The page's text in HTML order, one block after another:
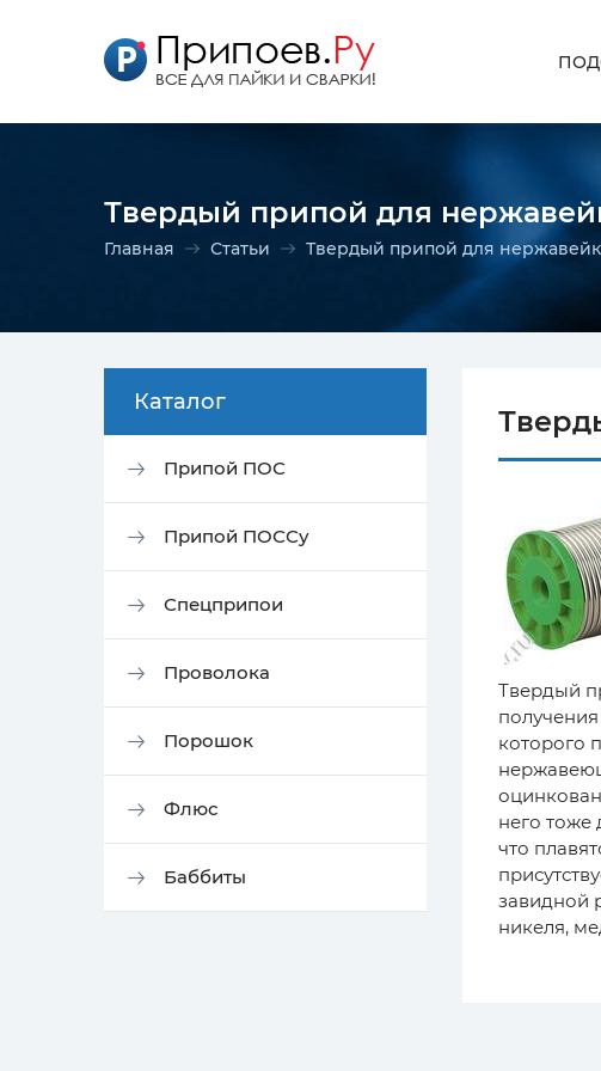
Твердый припой для
Главная Статьи Твердый припой для
Каталог
Припой ПОС
Припой ПОССу
Спецприпои
Проволока
Порошок
Флюс
Баббиты
Твердый
которого
него тоже
что
завидной
никеля,